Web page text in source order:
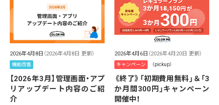
2026年4月8日 （2026年4月8日 更新）
機能改善
【2026年3月】管理画面・アプ
リアップデート内容のご紹
介
2026年4月6日 （2026年4月20日 更新）
キャンペーン （pickup）
《終了》「初期費用無料」＆「3
か月間300円」キャンペーン
開催中！